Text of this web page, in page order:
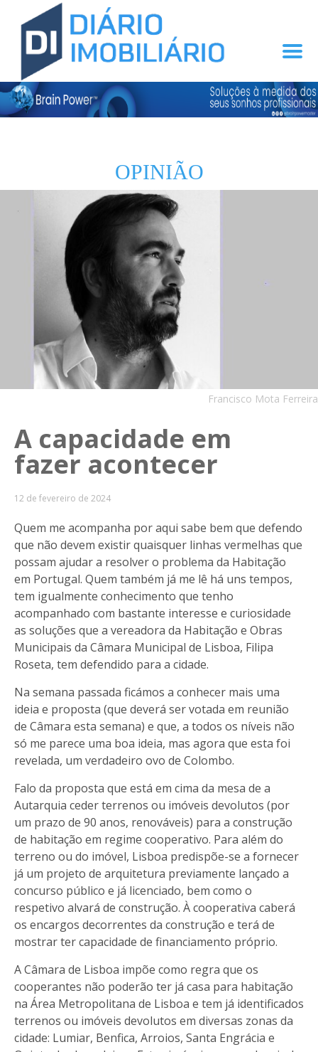
OPINIÃO
Francisco Mota Ferreira
A capacidade em
fazer acontecer
12 de fevereiro de 2024
Quem me acompanha por aqui sabe bem que defendo
que não devem existir quaisquer linhas vermelhas que
possam ajudar a resolver o problema da Habitação
em Portugal. Quem também já me lê há uns tempos,
tem igualmente conhecimento que tenho
acompanhado com bastante interesse e curiosidade
as soluções que a vereadora da Habitação e Obras
Municipais da Câmara Municipal de Lisboa, Filipa
Roseta, tem defendido para a cidade.
Na semana passada ficámos a conhecer mais uma
ideia e proposta (que deverá ser votada em reunião
de Câmara esta semana) e que, a todos os níveis não
só me parece uma boa ideia, mas agora que esta foi
revelada, um verdadeiro ovo de Colombo.
Falo da proposta que está em cima da mesa de a
Autarquia ceder terrenos ou imóveis devolutos (por
um prazo de 90 anos, renováveis) para a construção
de habitação em regime cooperativo. Para além do
terreno ou do imóvel, Lisboa predispõe-se a fornecer
já um projeto de arquitetura previamente lançado a
concurso público e já licenciado, bem como o
respetivo alvará de construção. À cooperativa caberá
os encargos decorrentes da construção e terá de
mostrar ter capacidade de financiamento próprio.
A Câmara de Lisboa impõe como regra que os
cooperantes não poderão ter já casa para habitação
na Área Metropolitana de Lisboa e tem já identificados
terrenos ou imóveis devolutos em diversas zonas da
cidade: Lumiar, Benfica, Arroios, Santa Engrácia e